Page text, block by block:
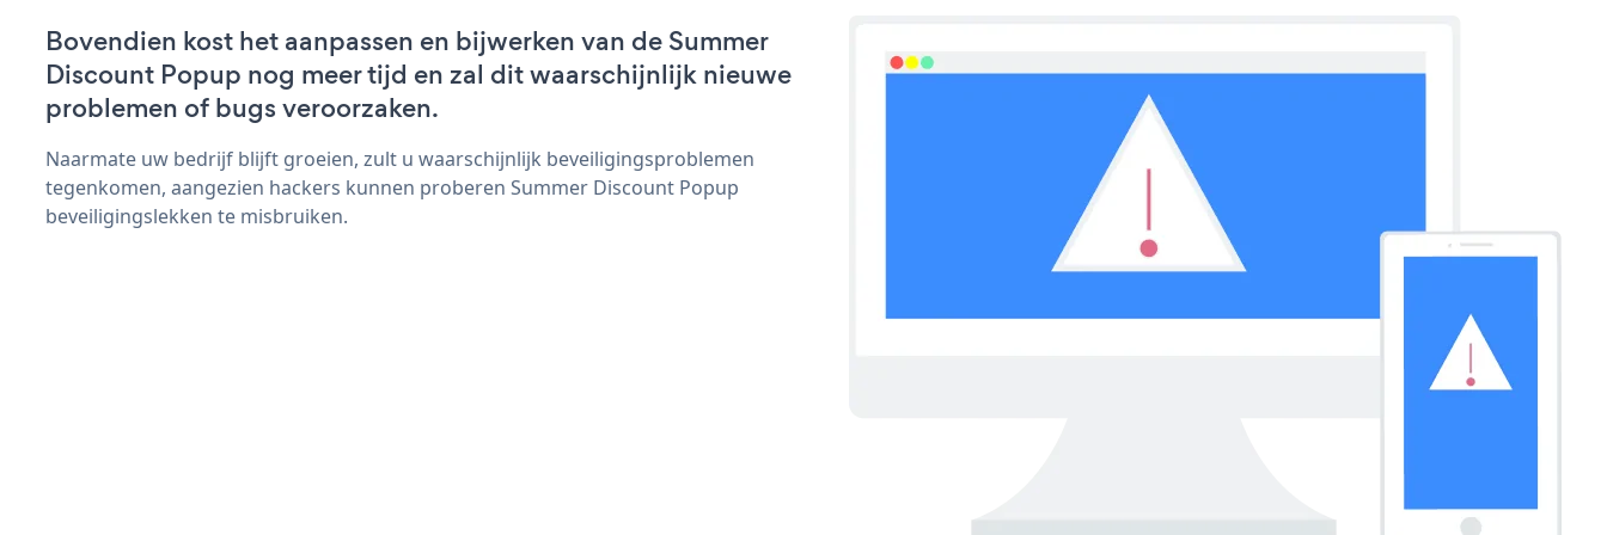
Bovendien kost het aanpassen en bijwerken van de Summer
Discount Popup nog meer tijd en zal dit waarschijnlijk nieuwe
problemen of bugs veroorzaken.
Naarmate uw bedrijf blijft groeien, zult u waarschijnlijk beveiligingsproblemen
tegenkomen, aangezien hackers kunnen proberen Summer Discount Popup
beveiligingslekken te misbruiken.